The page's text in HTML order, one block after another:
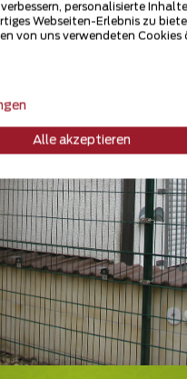
personalisierte
Webseiten-Erlebnis zu
von uns verwendeten Cookies
Alle akzeptieren